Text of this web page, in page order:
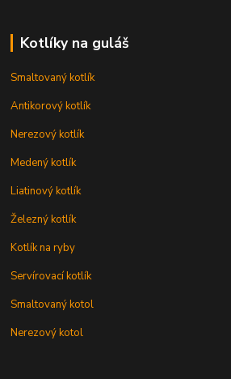
Kotlíky na guláš
Smaltovaný kotlík
Antikorový kotlík
Nerezový kotlík
Medený kotlík
Liatinový kotlík
Železný kotlík
Kotlík na ryby
Servírovací kotlík
Smaltovaný kotol
Nerezový kotol